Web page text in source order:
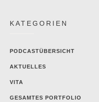
KATEGORIEN
PODCASTÜBERSICHT
AKTUELLES
VITA
GESAMTES PORTFOLIO